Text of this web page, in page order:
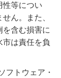
性等につい
ん。また、
含む損害に
は責任を負
フトウェア・